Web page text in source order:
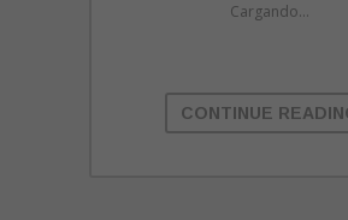
Cargando...
CONTINUE